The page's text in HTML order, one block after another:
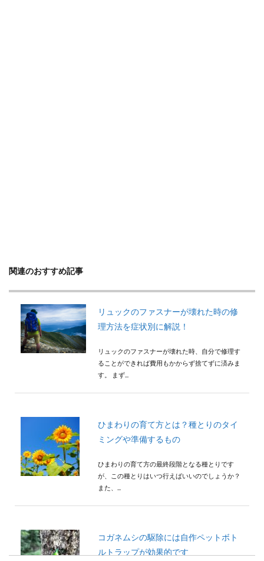
関連のおすすめ記事
リュックのファスナーが壊れた時の修
理方法を症状別に解説！
リュックのファスナーが壊れた時、自分で修理す
ることができれば費用もかからず捨てずに済みま
す。 まず...
ひまわりの育て方とは？種とりのタイ
ミングや準備するもの
ひまわりの育て方の最終段階となる種とりです
が、この種とりはいつ行えばいいのでしょうか？
また、...
コガネムシの駆除には自作ペットボト
ルトラップが効果的です